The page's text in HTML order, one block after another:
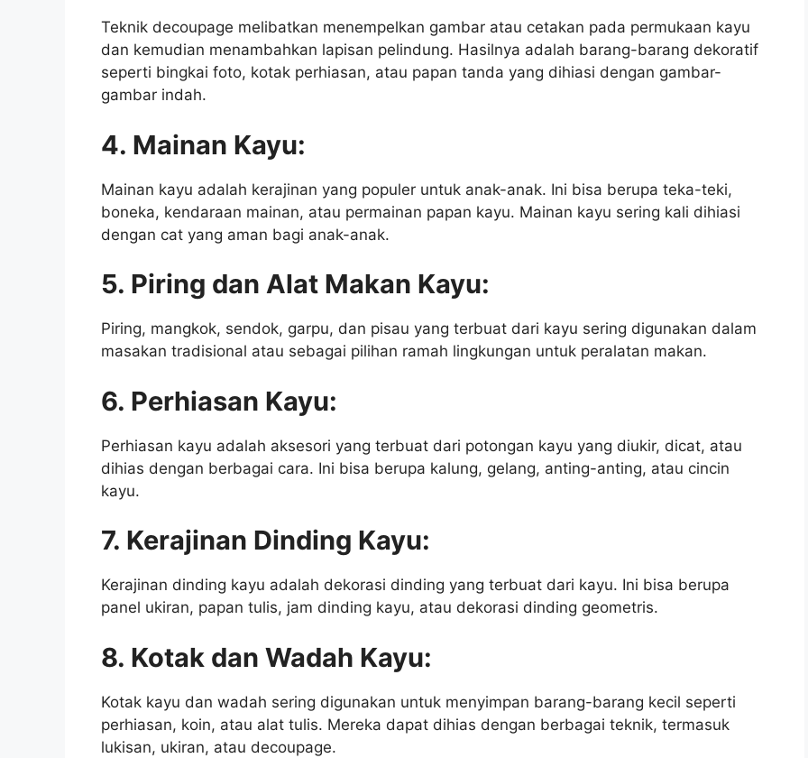
Teknik decoupage melibatkan menempelkan gambar atau cetakan pada permukaan kayu
dan kemudian menambahkan lapisan pelindung. Hasilnya adalah barang-barang dekoratif
seperti bingkai foto, kotak perhiasan, atau papan tanda yang dihiasi dengan gambar-
gambar indah.
4. Mainan Kayu:
Mainan kayu adalah kerajinan yang populer untuk anak-anak. Ini bisa berupa teka-teki,
boneka, kendaraan mainan, atau permainan papan kayu. Mainan kayu sering kali dihiasi
dengan cat yang aman bagi anak-anak.
5. Piring dan Alat Makan Kayu:
Piring, mangkok, sendok, garpu, dan pisau yang terbuat dari kayu sering digunakan dalam
masakan tradisional atau sebagai pilihan ramah lingkungan untuk peralatan makan.
6. Perhiasan Kayu:
Perhiasan kayu adalah aksesori yang terbuat dari potongan kayu yang diukir, dicat, atau
dihias dengan berbagai cara. Ini bisa berupa kalung, gelang, anting-anting, atau cincin
kayu.
7. Kerajinan Dinding Kayu:
Kerajinan dinding kayu adalah dekorasi dinding yang terbuat dari kayu. Ini bisa berupa
panel ukiran, papan tulis, jam dinding kayu, atau dekorasi dinding geometris.
8. Kotak dan Wadah Kayu:
Kotak kayu dan wadah sering digunakan untuk menyimpan barang-barang kecil seperti
perhiasan, koin, atau alat tulis. Mereka dapat dihias dengan berbagai teknik, termasuk
lukisan, ukiran, atau decoupage.